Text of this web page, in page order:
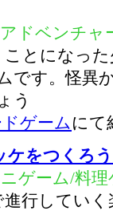
ドベンチャ
とになっ
です。怪異
う
ゲームにて
ケをつくろ
ゲーム/料
行してい